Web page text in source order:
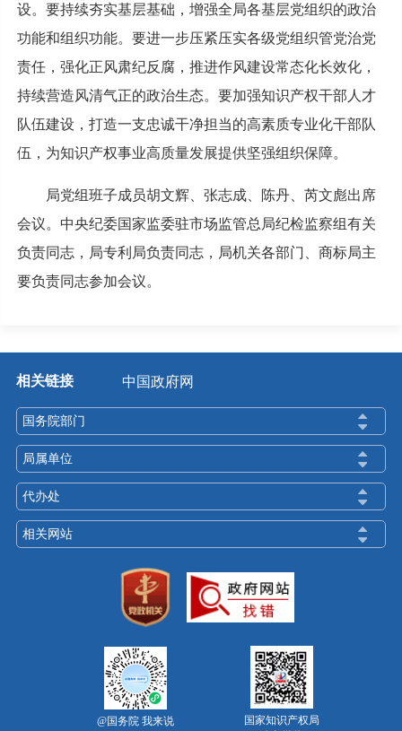
设。要持续夯实基层基础，增强全局各基层党组织的政治
功能和组织功能。要进一步压紧压实各级党组织管党治党
责任，强化正风肃纪反腐，推进作风建设常态化长效化，
持续营造风清气正的政治生态。要加强知识产权干部人才
队伍建设，打造一支忠诚干净担当的高素质专业化干部队
伍，为知识产权事业高质量发展提供坚强组织保障。
局党组班子成员胡文辉、张志成、陈丹、芮文彪出席
会议。中央纪委国家监委驻市场监管总局纪检监察组有关
负责同志，局专利局负责同志，局机关各部门、商标局主
要负责同志参加会议。
相关链接 中国政府网
国务院部门
局属单位
代办处
相关网站
@国务院 我来说
国家知识产权局